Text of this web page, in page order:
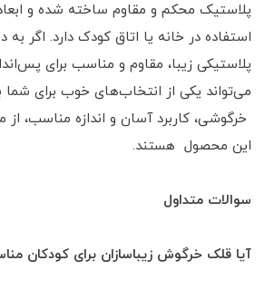
پلاستیک محکم و مقاوم ساخته شده و
استفاده در خانه یا اتاق کودک دارد. اگر
پلاستیکی زیبا، مقاوم و مناسب برای
می‌تواند یکی از انتخاب‌های خوب برای
خرگوشی، کاربرد آسان و اندازه مناسب،
این محصول هستند.
سوالات متداول
آیا قلک خرگوش زیباسازان برای کودکان